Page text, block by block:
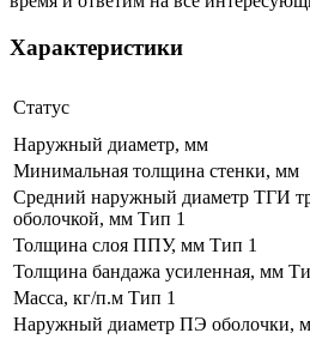
Характеристики
Статус
Наружный диаметр, мм
Минимальная толщина стенки, мм
Средний наружный диаметр ТГИ
оболочкой, мм Тип 1
Толщина слоя ППУ, мм Тип 1
Толщина бандажа усиленная, мм
Масса, кг/п.м Тип 1
Наружный диаметр ПЭ оболочки,